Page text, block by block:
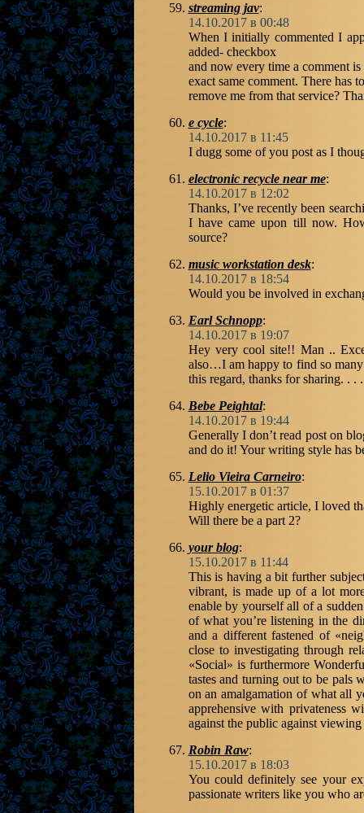
streaming jav:
14.10.2017 в 00:48
When I initially commented I
added- checkbox
and now every time a comment
exact same comment. There has
remove me from that service?
e cycle:
14.10.2017 в 11:45
I dugg some of you post as I
electronic recycle near me:
14.10.2017 в 12:02
Thanks, I’ve recently been
I have came upon till now.
source?
music workstation desk:
14.10.2017 в 18:54
Would you be involved in
Earl Schnopp:
14.10.2017 в 19:07
Hey very cool site!! Man ..
also…I am happy to find so
this regard, thanks for sharing. . .
Bebe Peightal:
14.10.2017 в 19:44
Generally I don’t read post on
and do it! Your writing style has
Lelio Vieira Carneiro:
15.10.2017 в 01:37
Highly energetic article, I loved
Will there be a part 2?
your blog:
15.10.2017 в 11:44
This is having a bit further
vibrant, is made up of a lot
enable by yourself all of a
of what you’re listening in the
and a different fastened of
close to investigating through
«Social» is furthermore
tastes and turning out to be pals
on an amalgamation of what all
apprehensive with privateness
against the public against
Robin Raw:
15.10.2017 в 18:03
You could definitely see your
passionate writers like you who